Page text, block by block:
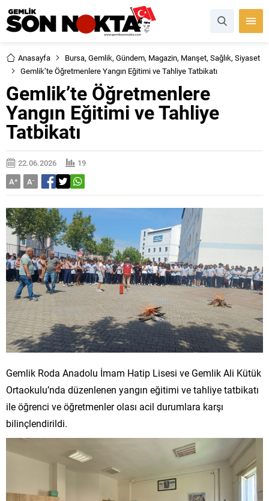
Anasayfa Bursa, Gemlik, Gündem, Magazin, Manşet, Sağlık, Siyaset
Gemlik’te Öğretmenlere Yangın Eğitimi ve Tahliye Tatbikatı
Gemlik’te Öğretmenlere
Yangın Eğitimi ve Tahliye
Tatbikatı
22.06.2026
19
A+ A-
Gemlik Roda Anadolu İmam Hatip Lisesi ve Gemlik Ali Kütük
Ortaokulu’nda düzenlenen yangın eğitimi ve tahliye tatbikatı
ile öğrenci ve öğretmenler olası acil durumlara karşı
bilinçlendirildi.